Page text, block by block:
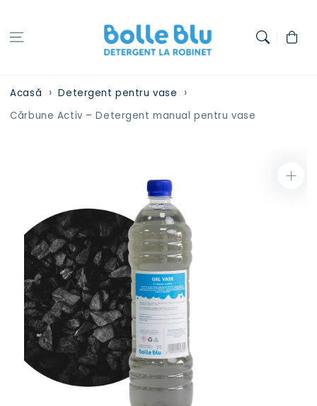
Coș
Acasă
Detergent pentru vase
Cărbune Activ – Detergent manual pentru vase